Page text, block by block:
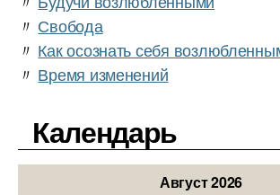
〃 Свобода
〃 Как осознать себя
〃 Время изменений
Календарь
Август 2026